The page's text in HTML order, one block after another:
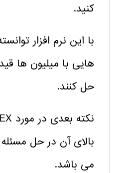
کنید.
با این نرم افزار
هایی با میلیون ها
حل کنند.
بالای آن در حل
می باشد.